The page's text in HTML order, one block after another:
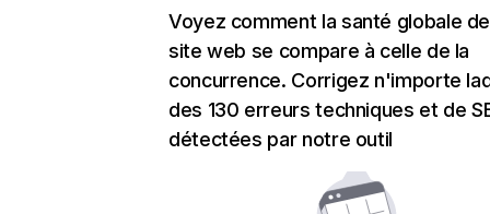
Voyez comment la santé globale
site web se compare à celle de la
concurrence. Corrigez n'importe
des 130 erreurs techniques et de
détectées par notre outil